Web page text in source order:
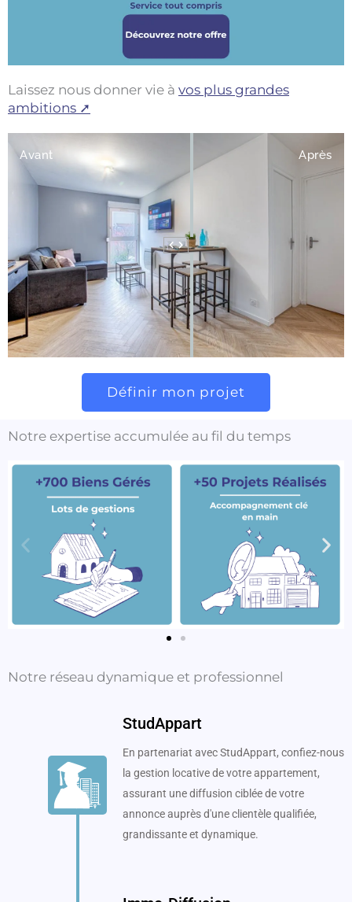
Laissez nous donner vie à vos plus grandes
ambitions ➚
Avant Après
Définir mon projet
Notre expertise accumulée au fil du temps
Notre réseau dynamique et professionnel
StudAppart
En partenariat avec StudAppart, confiez-nous
la gestion locative de votre appartement,
assurant une diffusion ciblée de votre
annonce auprès d'une clientèle qualifiée,
grandissante et dynamique.